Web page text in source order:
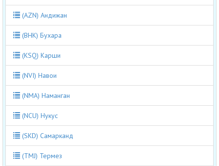
(AZN) Андижан
(BHK) Бухара
(KSQ) Карши
(NVI) Навои
(NMA) Наманган
(NCU) Нукус
(SKD) Самарканд
(TMJ) Термез